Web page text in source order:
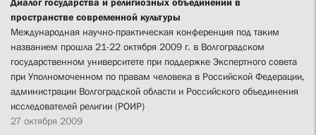
пространстве современной культуры
Международная научно-практическая конференция под таким
названием прошла 21-22 октября 2009 г. в Волгоградском
государственном университете при поддержке Экспертного совета
при Уполномоченном по правам человека в Российской Федерации,
администрации Волгоградской области и Российского объединения
исследователей религии (РОИР)
27 октября 2009